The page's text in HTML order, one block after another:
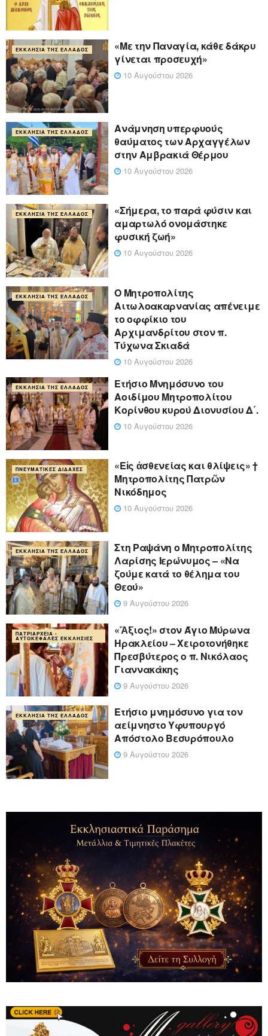
ΕΚΚΛΗΣΊΑ ΤΗΣ ΕΛΛΆΔΟΣ
«Με την Παναγία, κάθε δάκρυ
γίνεται προσευχή»
10 Αυγούστου 2026
ΕΚΚΛΗΣΊΑ ΤΗΣ ΕΛΛΆΔΟΣ
Ανάμνηση υπερφυούς
θαύματος των Αρχαγγέλων
στην Αμβρακιά Θέρμου
10 Αυγούστου 2026
ΕΚΚΛΗΣΊΑ ΤΗΣ ΕΛΛΆΔΟΣ
«Σήμερα, το παρά φύσιν και
αμαρτωλό ονομάστηκε
φυσική ζωή»
10 Αυγούστου 2026
ΕΚΚΛΗΣΊΑ ΤΗΣ ΕΛΛΆΔΟΣ
Ο Μητροπολίτης
Αιτωλοακαρνανίας απένειμε
το οφφίκιο του
Αρχιμανδρίτου στον π.
Τύχωνα Σκιαδά
10 Αυγούστου 2026
ΕΚΚΛΗΣΊΑ ΤΗΣ ΕΛΛΆΔΟΣ
Ετήσιο Μνημόσυνο του
Αοιδίμου Μητροπολίτου
Κορίνθου κυρού Διονυσίου Δ΄.
10 Αυγούστου 2026
ΠΝΕΥΜΑΤΙΚΈΣ ΔΙΔΑΧΈΣ
«Eἰς ἀσθενείας και θλίψεις» †
Μητροπολίτης Πατρῶν
Νικόδημος
10 Αυγούστου 2026
ΕΚΚΛΗΣΊΑ ΤΗΣ ΕΛΛΆΔΟΣ
Στη Ραψάνη ο Μητροπολίτης
Λαρίσης Ιερώνυμος – «Να
ζούμε κατά το θέλημα του
Θεού»
9 Αυγούστου 2026
ΠΑΤΡΙΑΡΧΕΊΑ -
ΑΥΤΟΚΈΦΑΛΕΣ ΕΚΚΛΗΣΊΕΣ
«Ἄξιος!» στον Άγιο Μύρωνα
Ηρακλείου – Χειροτονήθηκε
Πρεσβύτερος ο π. Νικόλαος
Γιαννακάκης
9 Αυγούστου 2026
ΕΚΚΛΗΣΊΑ ΤΗΣ ΕΛΛΆΔΟΣ
Ετήσιο μνημόσυνο για τον
αείμνηστο Υφυπουργό
Απόστολο Βεσυρόπουλο
9 Αυγούστου 2026